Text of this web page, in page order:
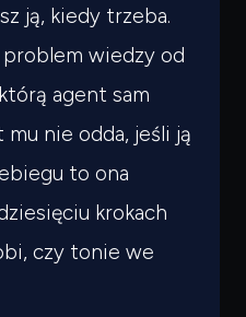
ją, kiedy trzeba.
problem wiedzy od
agent sam
nie odda, jeśli ją
to ona
krokach
czy tonie we